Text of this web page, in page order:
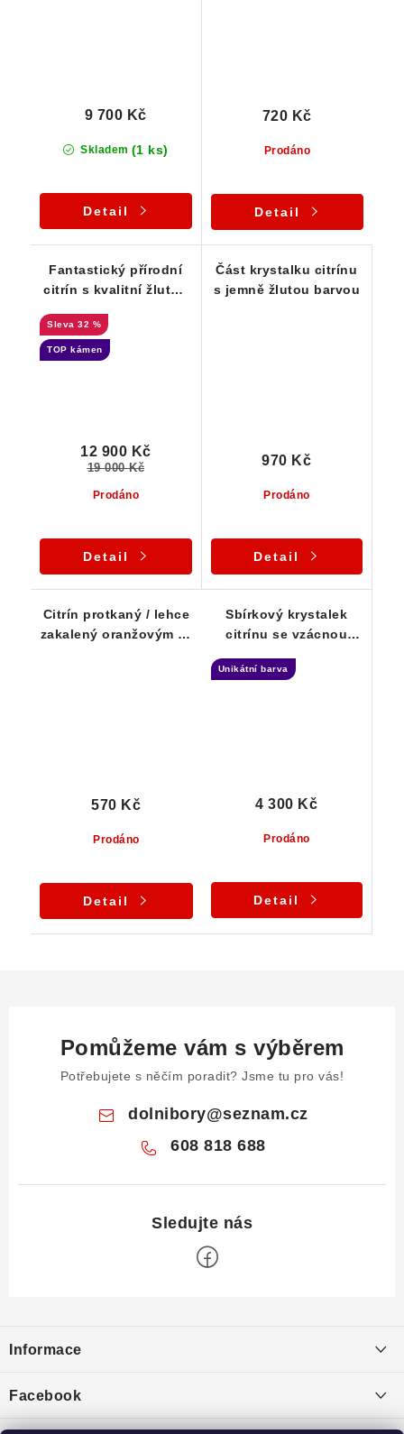
Skladem (1 ks)
9 700 Kč
Detail
Prodáno
720 Kč
Detail
Fantastický přírodní
citrín s kvalitní žlutou
duhovými odlesky
32 %
TOP kámen
Prodáno
12 900 Kč
19 000 Kč
Detail
Část krystalku citrínu
s jemně žlutou barvou
Prodáno
970 Kč
Detail
Citrín protkaný / lehce
zakalený oranžovým až
Prodáno
570 Kč
Detail
Sbírkový krystalek
citrínu se vzácnou
Vysočina
Unikátní barva
Prodáno
4 300 Kč
Detail
Pomůžeme vám s výběrem
Potřebujete s něčím poradit? Jsme tu pro vás!
dolnibory@seznam.cz
608 818 688
p
a
Informace
Puncovní značky
Facebook